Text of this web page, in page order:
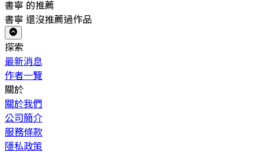
書寧 的推薦
書寧 還沒推薦過作品
探索
最新消息
作者一覽
關於
關於我們
公司簡介
服務條款
隱私政策